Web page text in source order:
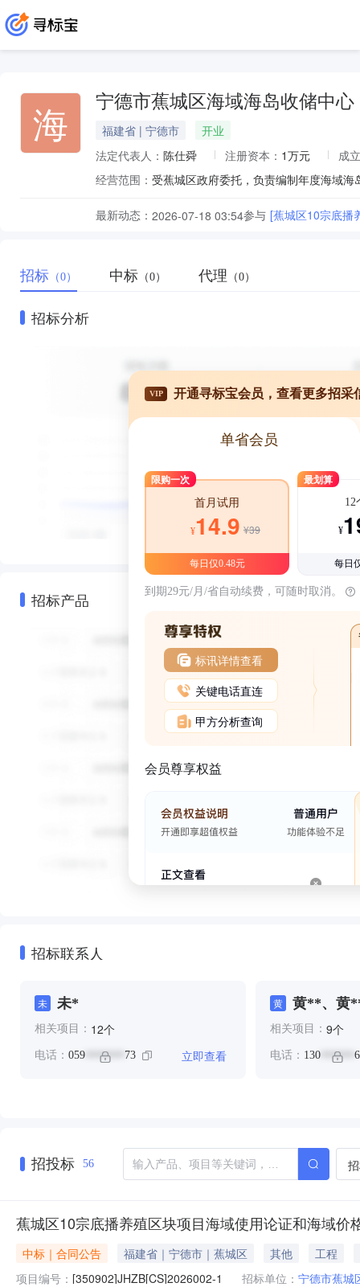
海 宁德市蕉城区海域海岛收储中心
福建省 | 宁德市
开业
法定代表人： 陈仕舜 注册资本： 1万元
成
经营范围：
最新动态： 2026-07-18 03:54参与 [蕉城区10宗底播
招标 （0） 中标 （0） 代理 （0）
招标分析
招标产品
VIP 开通寻标宝会员，查看更多招采
单省会员
限购一次
首月试用
¥14.9 ¥39
每日仅0.48元
最划算
12
¥
每日
到期29元/月/省自动续费，可随时取消。
标讯详情查看
关键电话直连
甲方分析查询
会员尊享权益
招标联系人
未 未*
相关项目： 12个
电话： 059 ******* 73 立即查看
⻩ ⻩**、黄
相关项目： 9个
电话： 130******
招投标 56
蕉城区10宗底播养殖区块项目海域使用论证和海域价
中标｜合同公告 福建省｜宁德市｜蕉城区 其他
工程
项目编号： [350902]JHZB[CS]2026002-1 招标单位： 宁德市蕉城